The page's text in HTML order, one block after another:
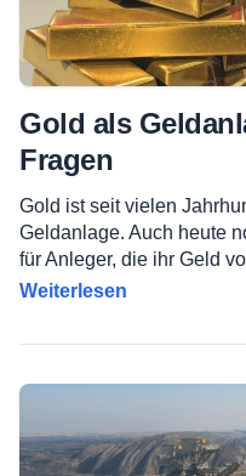
Gold als
Fragen
Gold ist seit vielen
Geldanlage. Auch heute
für Anleger, die ihr Geld
Weiterlesen